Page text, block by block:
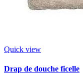
Quick view
Drap de douche ficelle